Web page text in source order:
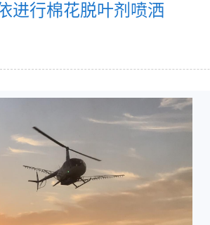
进行棉花脱叶剂喷洒